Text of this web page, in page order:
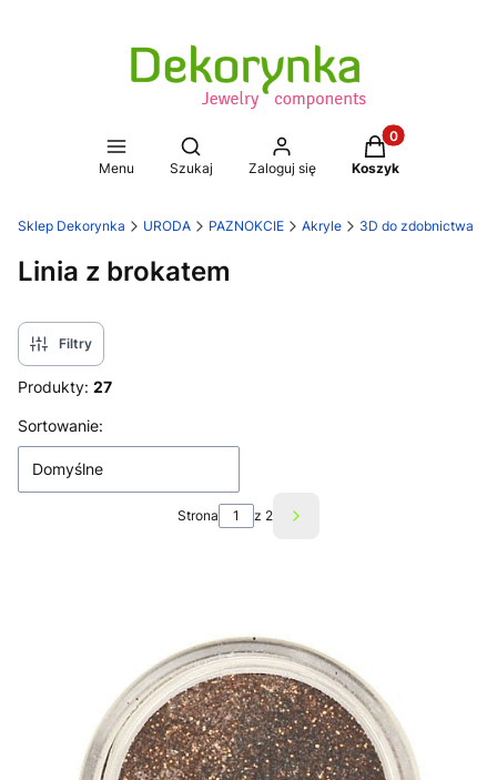
Menu
Otwórz wyszukiwarkę
Szukaj Zaloguj się
Produkty w
Koszyk
Sklep Dekorynka URODA PAZNOKCIE Akryle 3D do zdobnictwa
Linia z brokatem
Filtry
Produkty: 27
Lista produktów
Sortowanie:
Domyślne
Strona z 2 Następne produkty